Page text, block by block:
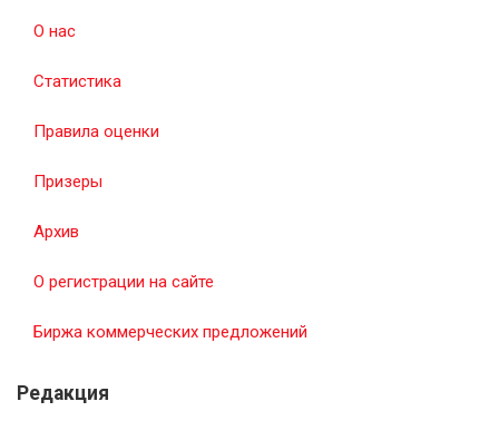
О нас
Статистика
Правила оценки
Призеры
Архив
О регистрации на сайте
Биржа коммерческих предложений
Редакция